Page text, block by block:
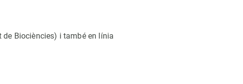
de Biociències) i també en línia